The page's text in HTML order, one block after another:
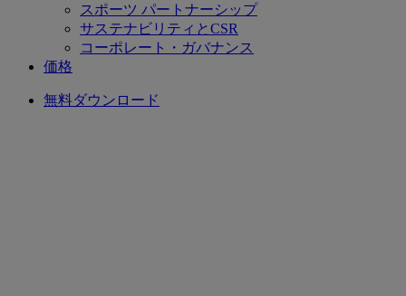
スポーツ パートナーシップ
サステナビリティとCSR
コーポレート・ガバナンス
価格
無料ダウンロード